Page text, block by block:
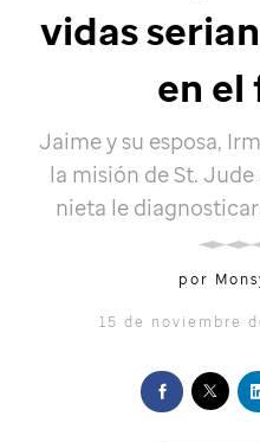
vidas
en
Jaime y su esposa,
la misión de St. Jude
nieta le
por
15 de noviembre